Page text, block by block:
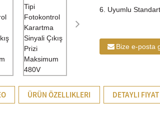
6. Uyumlu
Bize e-posta
ÜRÜN ÖZELLIKLERI DETAYLI